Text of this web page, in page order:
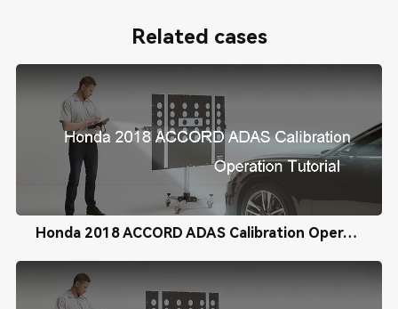
Related cases
Honda 2018 ACCORD ADAS Calibration Operation Tutorial